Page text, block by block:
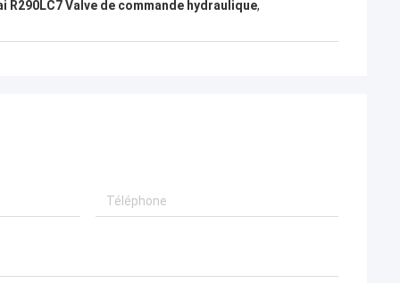
R290LC7 Valve de commande hydraulique,